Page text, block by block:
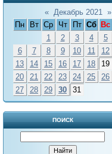
« Декабрь 2021 »
Пн
Вт Ср Чт Пт Сб
Вс
1
2 3 4
5
6
7 8 9 10 11
12
13
14 15 16 17 18
19
20
21 22 23 24 25
26
27
28 29 30 31
ПОИСК